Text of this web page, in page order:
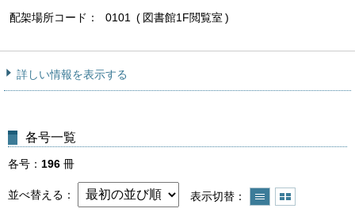
配架場所コード 0101 図書館1F閲覧室
詳しい情報を表示する
各号一覧
各号 196 冊
並べ替える 表示切替